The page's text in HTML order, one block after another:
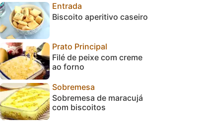
Entrada
Biscoito aperitivo caseiro
Prato Principal
Filé de peixe com creme
ao forno
Sobremesa
Sobremesa de maracujá
com biscoitos